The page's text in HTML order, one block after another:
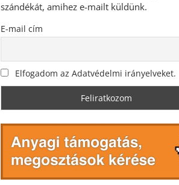
szándékát, amihez e-mailt küldünk.
E-mail cím
Elfogadom az Adatvédelmi irányelveket.